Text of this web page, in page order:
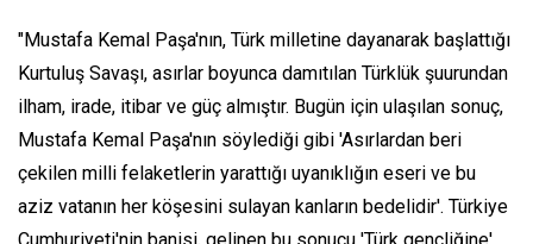
"Mustafa Kemal Paşa'nın, Türk milletine dayanarak başlattığı
Kurtuluş Savaşı, asırlar boyunca damıtılan Türklük şuurundan
ilham, irade, itibar ve güç almıştır. Bugün için ulaşılan sonuç,
Mustafa Kemal Paşa'nın söylediği gibi 'Asırlardan beri
çekilen milli felaketlerin yarattığı uyanıklığın eseri ve bu
aziz vatanın her köşesini sulayan kanların bedelidir'. Türkiye